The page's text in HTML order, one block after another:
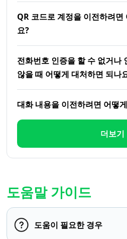
QR 코드로 계정을 이전하려면
요?
전화번호 인증을 할 수 없거나
않을 때 어떻게 대처하면 되나
대화 내용을 이전하려면 어떻
더보기
도움말 가이드
도움이 필요한 경우